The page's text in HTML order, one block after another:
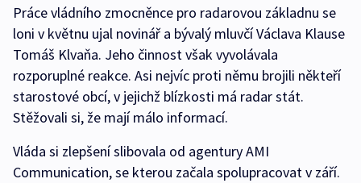
Práce vládního zmocněnce pro radarovou základnu se
loni v květnu ujal novinář a bývalý mluvčí Václava Klause
Tomáš Klvaňa. Jeho činnost však vyvolávala
rozporuplné reakce. Asi nejvíc proti němu brojili někteří
starostové obcí, v jejichž blízkosti má radar stát.
Stěžovali si, že mají málo informací.
Vláda si zlepšení slibovala od agentury AMI
Communication, se kterou začala spolupracovat v září.